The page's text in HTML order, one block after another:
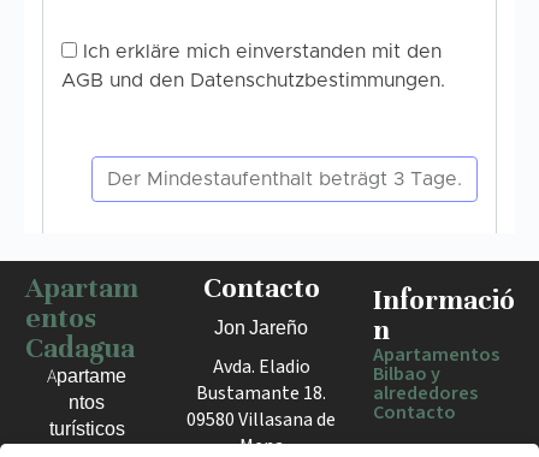
Apartam
entos
Cadagua
Apartame
ntos
turísticos
Contacto
Jon Jareño
Avda. Eladio
Bustamante 18.
09580 Villasana de
Mena
Informació
n
Apartamentos
Bilbao y
alrededores
Contacto